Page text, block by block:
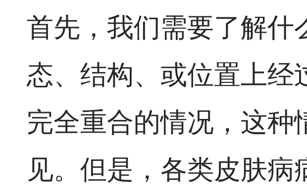
首先，我们需要了解什
态、结构、或位置上经
完全重合的情况，这种
见。但是，各类皮肤